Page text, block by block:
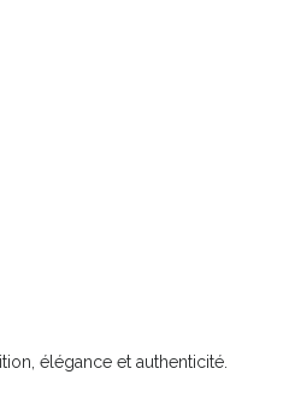
élégance et authenticité.